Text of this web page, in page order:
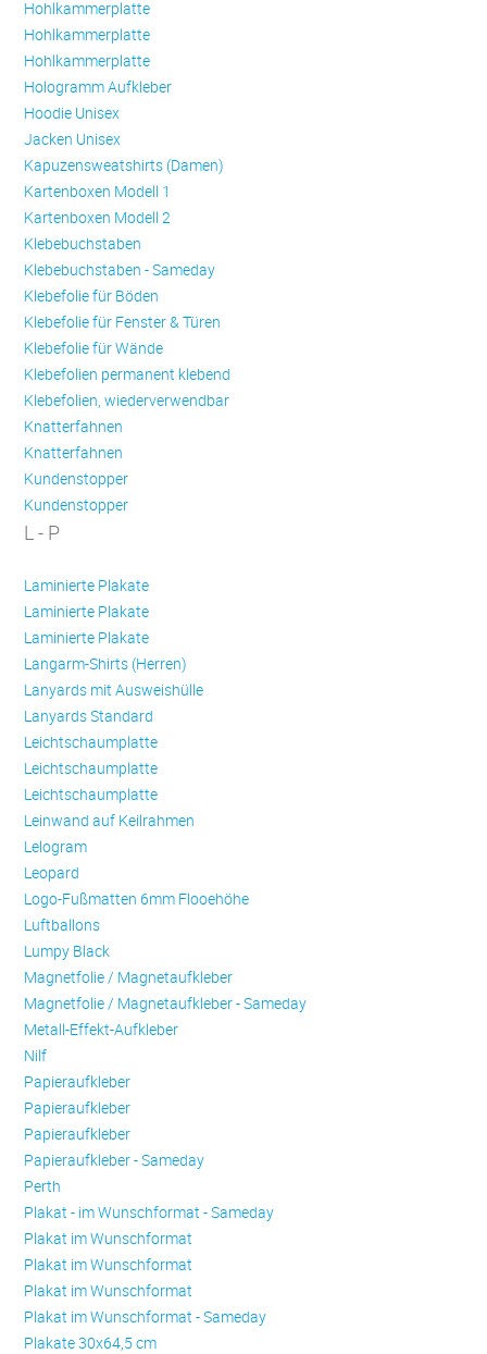
Hohlkammerplatte
Hohlkammerplatte
Hohlkammerplatte
Hologramm Aufkleber
Hoodie Unisex
Jacken Unisex
Kapuzensweatshirts (Damen)
Kartenboxen Modell 1
Kartenboxen Modell 2
Klebebuchstaben
Klebebuchstaben - Sameday
Klebefolie für Böden
Klebefolie für Fenster & Türen
Klebefolie für Wände
Klebefolien permanent klebend
Klebefolien, wiederverwendbar
Knatterfahnen
Knatterfahnen
Kundenstopper
Kundenstopper
L - P
Laminierte Plakate
Laminierte Plakate
Laminierte Plakate
Langarm-Shirts (Herren)
Lanyards mit Ausweishülle
Lanyards Standard
Leichtschaumplatte
Leichtschaumplatte
Leichtschaumplatte
Leinwand auf Keilrahmen
Lelogram
Leopard
Logo-Fußmatten 6mm Flooehöhe
Luftballons
Lumpy Black
Magnetfolie / Magnetaufkleber
Magnetfolie / Magnetaufkleber - Sameday
Metall-Effekt-Aufkleber
Nilf
Papieraufkleber
Papieraufkleber
Papieraufkleber
Papieraufkleber - Sameday
Perth
Plakat - im Wunschformat - Sameday
Plakat im Wunschformat
Plakat im Wunschformat
Plakat im Wunschformat
Plakat im Wunschformat - Sameday
Plakate 30x64,5 cm